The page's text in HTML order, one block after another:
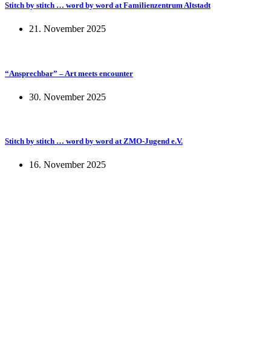
Stitch by stitch … word by word at Familienzentrum Altstadt
21. November 2025
“Ansprechbar” – Art meets encounter
30. November 2025
Stitch by stitch … word by word at ZMO-Jugend e.V.
16. November 2025